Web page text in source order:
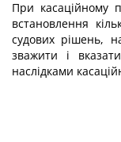
При касаційному
встановлення
судових рішень,
зважити і
наслідками